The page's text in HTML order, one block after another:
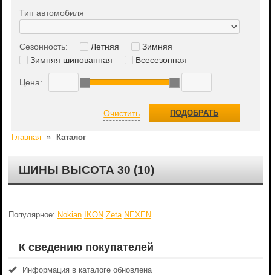
Главная » Каталог
ШИНЫ ВЫСОТА 30 (10)
Популярное: Nokian IKON Zeta NEXEN
К сведению покупателей
Информация в каталоге обновлена
Тип автомобиля
Сезонность: Летняя
Зимняя
Зимняя шипованная
Всесезонная
Цена:
Очистить ПОДОБРАТЬ